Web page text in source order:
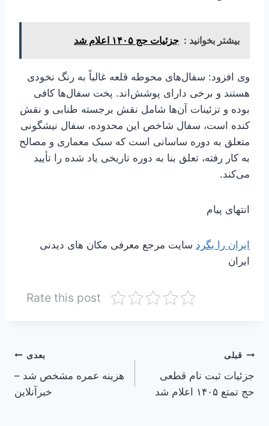
بیشتر بخوانید : جزئیات حج ۱۴۰۵ اعلام شد
وی افزود: سفال‌های محوطه قلعه غالباً به رنگ نخودی
هستند و برخی دارای پوشش‌اند. پخت سفال‌ها کافی
بوده و تزئینات آن‌ها شامل نقش برجسته طنابی و نقش
کنده است، سفال شاخص این محدوده، سفال نیشگونی
متعلق به دوره ساسانی است که سبک معماری و مصالح
به کار رفته، تعلق بنا به دوره تاریخی یاد شده را تأیید
می‌کند.
انتهای پیام
ایران را بگرد سایت مرجع معرفی مکان های دیدنی
ایران
Rate this post
راهبری
نوشته
قبلی
جزئیات ثبت نام قطعی
حج تمتع ۱۴۰۵ اعلام شد
بعدی
هزینه عمره مشخص شد –
خبرآنلاین